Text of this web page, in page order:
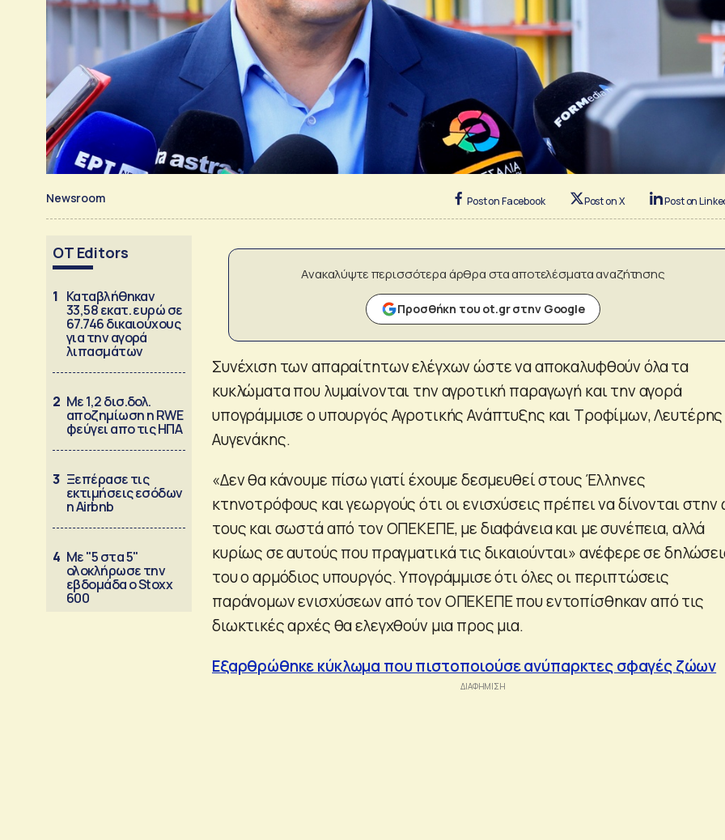
Newsroom Post on Facebook Post on X Post on
OT Editors
1 Καταβλήθηκαν
33,58 εκατ. ευρώ σε
67.746 δικαιούχους
για την αγορά
λιπασμάτων
2 Με 1,2 δισ.δολ.
αποζημίωση η RWE
φεύγει απο τις ΗΠΑ
3 Ξεπέρασε τις
εκτιμήσεις εσόδων
η Airbnb
4 Με "5 στα 5"
ολοκλήρωσε την
εβδομάδα ο Stoxx
600
Ανακαλύψτε περισσότερα άρθρα στα αποτελέσματα αναζήτησης
Προσθήκη του ot.gr στην Google
Συνέχιση των απαραίτητων ελέγχων ώστε να αποκαλυφθούν όλα τα
κυκλώματα που λυμαίνονται την αγροτική παραγωγή και την αγορά
υπογράμμισε ο υπουργός Αγροτικής Ανάπτυξης και Τροφίμων, Λευτέρης
Αυγενάκης.
«Δεν θα κάνουμε πίσω γιατί έχουμε δεσμευθεί στους Έλληνες
κτηνοτρόφους και γεωργούς ότι οι ενισχύσεις πρέπει να δίνονται
τους και σωστά από τον ΟΠΕΚΕΠΕ, με διαφάνεια και με συνέπεια, αλλά
κυρίως σε αυτούς που πραγματικά τις δικαιούνται» ανέφερε σε
του ο αρμόδιος υπουργός. Υπογράμμισε ότι όλες οι περιπτώσεις
παράνομων ενισχύσεων από τον ΟΠΕΚΕΠΕ που εντοπίσθηκαν από τις
διωκτικές αρχές θα ελεγχθούν μια προς μια.
Εξαρθρώθηκε κύκλωμα που πιστοποιούσε ανύπαρκτες σφαγές ζώων